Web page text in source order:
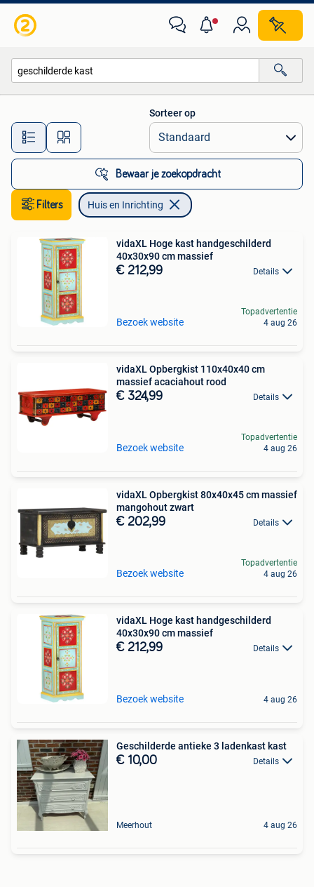
Alle afstanden…
Sorteer op
Bewaar je zoekopdracht
Filters Huis en Inrichting
vidaXL Hoge kast handgeschilderd
40x30x90 cm massief
€ 212,99 Details
Bezoek website
Topadvertentie
4 aug 26
vidaXL Opbergkist 110x40x40 cm
massief acaciahout rood
€ 324,99 Details
Bezoek website
Topadvertentie
4 aug 26
vidaXL Opbergkist 80x40x45 cm massief
mangohout zwart
€ 202,99 Details
Bezoek website
Topadvertentie
4 aug 26
vidaXL Hoge kast handgeschilderd
40x30x90 cm massief
€ 212,99 Details
Bezoek website 4 aug 26
Geschilderde antieke 3 ladenkast kast
€ 10,00 Details
Meerhout 4 aug 26